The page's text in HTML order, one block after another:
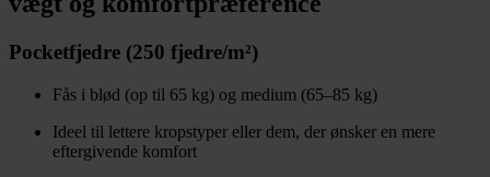
Pocketfjedre (250 fjedre/m²)
Fås i blød (op til 65 kg) og medium (65–85 kg)
Ideel til lettere kropstyper eller dem, der ønsker en mere
eftergivende komfort